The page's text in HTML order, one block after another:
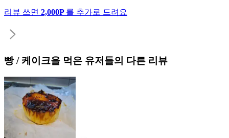
리뷰 쓰면 2,000P 를 추가로 드려요
빵 / 케이크을 먹은 유저들의 다른 리뷰